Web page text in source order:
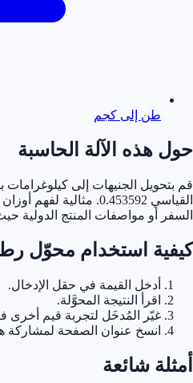
طن إلى كجم
حول هذه الآلة الحاسبة
قم بتحويل الجنيهات إلى
القياسي 0.453592. مثالية
السفر أو مواصفات المنتج الدولية
كيفية استخدام محوّل
أدخل القيمة في حقل الإدخال.
اقرأ النتيجة المحوَّلة.
غيّر المُدخَل لتجربة قيم أخرى
انسخ عنوان الصفحة لمشاركة
أمثلة شائعة